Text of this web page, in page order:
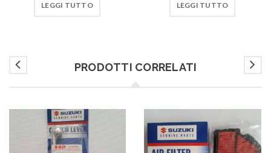
LEGGI TUTTO LEGGI TUTTO
PRODOTTI CORRELATI